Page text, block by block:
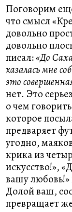
Поговорим
что смысл
довольно
довольно
писал:«До
казалась мне
это
нет. Это
о чем
которое
предваряет
угодно,
крика из
искусство!»,
вашу любовь!»
Долой ваш,
превращает